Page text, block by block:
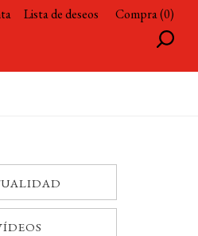
Lista de deseos Compra (0)